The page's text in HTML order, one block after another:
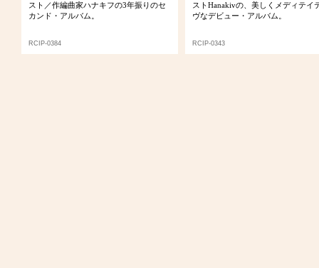
スト／作編曲家ハナキフの3年振りのセ
カンド・アルバム。
RCIP-0384
ストHanakivの、美しくメディテイ
ヴなデビュー・アルバム。
RCIP-0343